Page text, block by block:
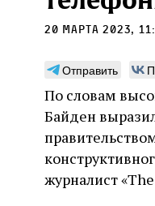
20 марта 2023,
Отправить
По словам
Байден
журналист
Примерно